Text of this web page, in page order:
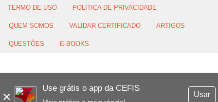
×
Use grátis o app da CEFIS
Usar
TERMO DE USO POLITICA DE PRIVACIDADE
QUEM SOMOS VALIDAR CERTIFICADO ARTIGOS
QUESTÕES E-BOOKS